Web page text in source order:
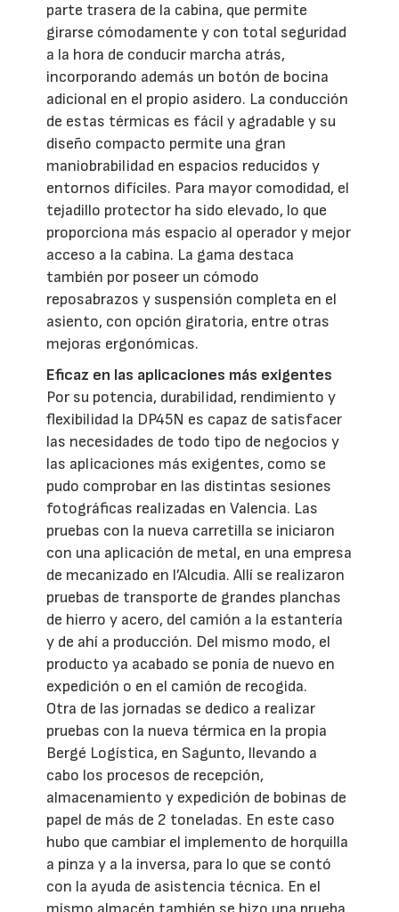
parte trasera de la cabina, que permite
girarse cómodamente y con total seguridad
a la hora de conducir marcha atrás,
incorporando además un botón de bocina
adicional en el propio asidero. La conducción
de estas térmicas es fácil y agradable y su
diseño compacto permite una gran
maniobrabilidad en espacios reducidos y
entornos difíciles. Para mayor comodidad, el
tejadillo protector ha sido elevado, lo que
proporciona más espacio al operador y mejor
acceso a la cabina. La gama destaca
también por poseer un cómodo
reposabrazos y suspensión completa en el
asiento, con opción giratoria, entre otras
mejoras ergonómicas.
Eficaz en las aplicaciones más exigentes
Por su potencia, durabilidad, rendimiento y
flexibilidad la DP45N es capaz de satisfacer
las necesidades de todo tipo de negocios y
las aplicaciones más exigentes, como se
pudo comprobar en las distintas sesiones
fotográficas realizadas en Valencia. Las
pruebas con la nueva carretilla se iniciaron
con una aplicación de metal, en una empresa
de mecanizado en l’Alcudia. Allí se realizaron
pruebas de transporte de grandes planchas
de hierro y acero, del camión a la estantería
y de ahí a producción. Del mismo modo, el
producto ya acabado se ponía de nuevo en
expedición o en el camión de recogida.
Otra de las jornadas se dedico a realizar
pruebas con la nueva térmica en la propia
Bergé Logística, en Sagunto, llevando a
cabo los procesos de recepción,
almacenamiento y expedición de bobinas de
papel de más de 2 toneladas. En este caso
hubo que cambiar el implemento de horquilla
a pinza y a la inversa, para lo que se contó
con la ayuda de asistencia técnica. En el